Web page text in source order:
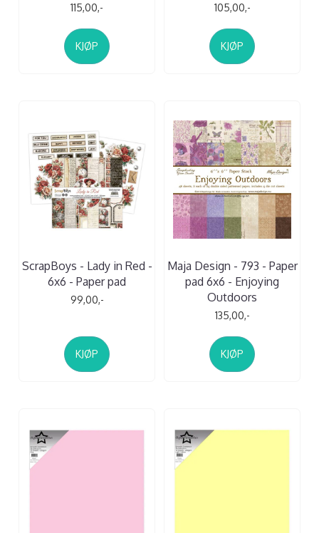
115,00,-
KJØP
105,00,-
KJØP
ScrapBoys - Lady in Red -
6x6 - Paper pad
99,00,-
KJØP
Maja Design - 793 - Paper
pad 6x6 - Enjoying
Outdoors
135,00,-
KJØP